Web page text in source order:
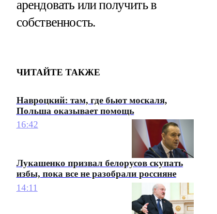
арендовать или получить в
собственность.
ЧИТАЙТЕ ТАКЖЕ
Навроцкий: там, где бьют москаля,
Польша оказывает помощь
16:42
Лукашенко призвал белорусов скупать
избы, пока все не разобрали россияне
14:11